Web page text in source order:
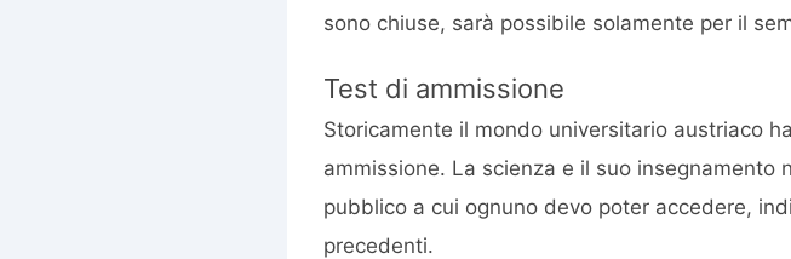
sono chiuse, sarà possibile solamente per il
Test di ammissione
Storicamente il mondo universitario austriaco
ammissione. La scienza e il suo
pubblico a cui ognuno devo poter accedere,
precedenti.